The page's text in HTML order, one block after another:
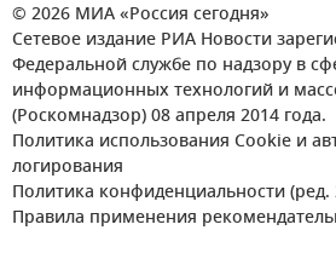
© 2026 МИА «Россия сегодня»
Сетевое издание РИА Новости
Федеральной службе по надзору в
информационных технологий и
(Роскомнадзор) 08 апреля 2014 года.
Политика использования Cookie и
логирования
Политика конфиденциальности (ред.
Правила применения